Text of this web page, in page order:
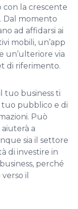
con la crescente
Dal momento
ad affidarsi ai
mobili, un’app
un’ulteriore via
di riferimento.
tuo business ti
pubblico e di
Può
a
sia il settore
di investire in
perché
il